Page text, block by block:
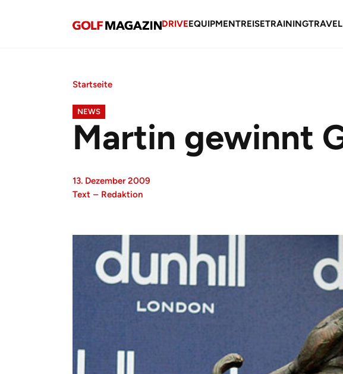
DRIVEEQUIPMENTREISETRAINING
Startseite
NEWS
Martin gewinnt
13. Dezember 2009
Text – Redaktion